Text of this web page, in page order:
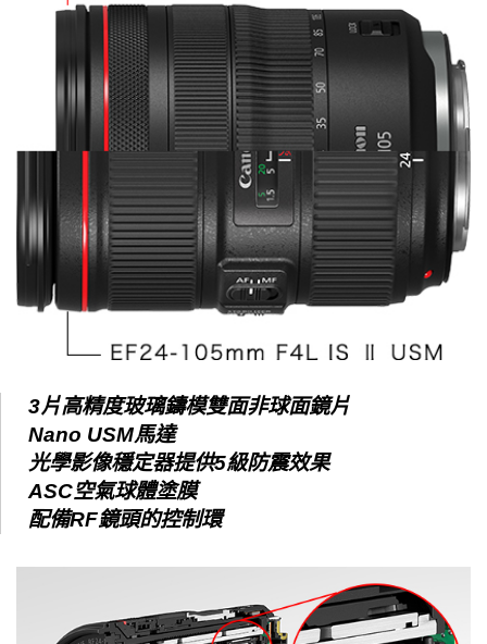
3片高精度玻璃鑄模雙面非球面鏡片
Nano USM馬達
光學影像穩定器提供5級防震效果
ASC空氣球體塗膜
配備RF鏡頭的控制環